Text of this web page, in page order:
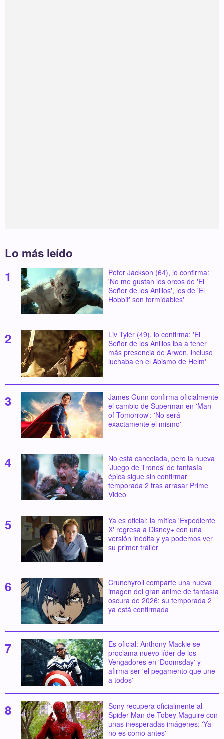
Lo más leído
Peter Jackson (64), lo confirma:
'No me gustan los orcos de 'El
Señor de los Anillos', los de 'El
Hobbit' son formidables'
Liv Tyler (49), lo confirma: 'El
Señor de los Anillos iba a tener
más presencia de Arwen, incluso
luchaba en el Abismo de Helm'
James Gunn confirma oficialmente
el cambio de Superman en 'Man
of Tomorrow': 'No será
exactamente el mismo'
No está cancelada, pero la nueva
'Juego de Tronos' de fantasía
épica sigue sin confirmar
temporada 2 tras arrasar Prime
Video
Ya es oficial: la mítica 'Expediente
X' regresa a Disney+ con una
versión inédita y ya podemos ver
su primer tráiler
Crunchyroll comparte una nueva
imagen del gran anime de fantasía
oscura de 2026: su temporada 2
ya está confirmada
Es oficial: Anthony Mackie se
proclama nuevo líder de los
Vengadores en 'Doomsday' y
afirma ser 'el pegamento que une
a todos'
Sony recupera oficialmente al
Spider-Man de Tobey Maguire con
unas inesperadas imágenes: 'Ya
no es como antes'